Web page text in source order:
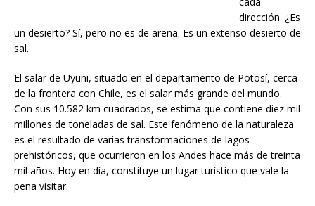
dirección. ¿Es
un desierto? Sí, pero no es de arena. Es un extenso desierto de
sal.
El salar de Uyuni, situado en el departamento de Potosí, cerca
de la frontera con Chile, es el salar más grande del mundo.
Con sus 10.582 km cuadrados, se estima que contiene diez mil
millones de toneladas de sal. Este fenómeno de la naturaleza
es el resultado de varias transformaciones de lagos
prehistóricos, que ocurrieron en los Andes hace más de treinta
mil años. Hoy en día, constituye un lugar turístico que vale la
pena visitar.